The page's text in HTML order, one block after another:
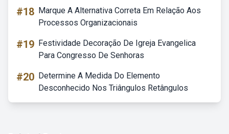
#18 Marque A Alternativa Correta Em Relação Aos
Processos Organizacionais
#19 Festividade Decoração De Igreja Evangelica
Para Congresso De Senhoras
#20 Determine A Medida Do Elemento
Desconhecido Nos Triângulos Retângulos